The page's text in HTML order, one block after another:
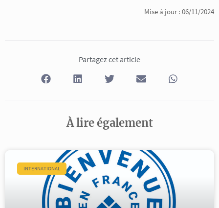
Mise à jour : 06/11/2024
Partagez cet article
À lire également
INTERNATIONAL